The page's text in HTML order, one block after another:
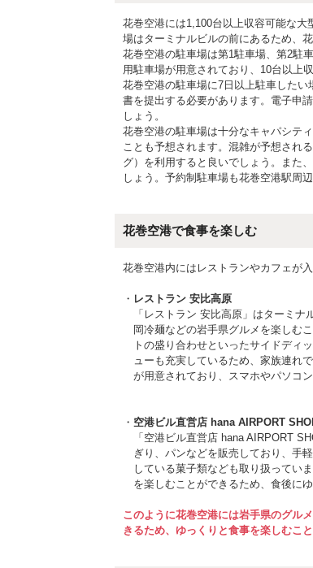
花巻空港には1,100台以上収容可能な
場はターミナルビルの前にあるため、
花巻空港の駐車場は第1駐車場、第2駐
用駐車場が用意されており、10台以上収
花巻空港の駐車場に7日以上駐車した
書を提出する必要があります。電子申
しょう。
花巻空港の駐車場は十分なキャパシテ
ことも予想されます。混雑が予想され
グ）を利用すると良いでしょう。また
しょう。予約制駐車場も花巻空港駅周辺
花巻空港で食事を楽しむ
花巻空港内にはレストランやカフェが
レストラン 安比高原
「レストラン 安比高原」はターミ
岡冷麺などの岩手県グルメを楽しむ
トの盛り合わせといったサイドディ
ューも充実しているため、家族連れ
が用意されており、スマホやパソコ
空港ビル直営店 hana AIRPORT
「空港ビル直営店 hana AIRPORT
ぎり、パンなどを販売しており、手
している菓子類なども取り扱ってい
を楽しむことができるため、食後に
このように花巻空港には岩手県のグル
きるため、ゆっくりと食事を楽しむこ